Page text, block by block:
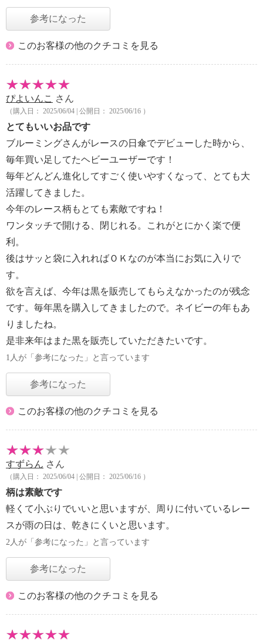
参考になった
このお客様の他のクチコミを見る
ぴよいんこ さん
（購入日： 2025/06/04 | 公開日： 2025/06/16 ）
とてもいいお品です
ブルーミングさんがレースの日傘でデビューした時から、
毎年買い足してたヘビーユーザーです！
毎年どんどん進化してすごく使いやすくなって、とても大
活躍してきました。
今年のレース柄もとても素敵ですね！
ワンタッチで開ける、閉じれる。これがとにかく楽で便
利。
後はサッと袋に入れればＯＫなのが本当にお気に入りで
す。
欲を言えば、今年は黒を販売してもらえなかったのが残念
です。毎年黒を購入してきましたので。ネイビーの年もあ
りましたね。
是非来年はまた黒を販売していただきたいです。
1人が「参考になった」と言っています
参考になった
このお客様の他のクチコミを見る
すずらん さん
（購入日： 2025/06/04 | 公開日： 2025/06/16 ）
柄は素敵です
軽くて小ぶりでいいと思いますが、周りに付いているレー
スが雨の日は、乾きにくいと思います。
2人が「参考になった」と言っています
参考になった
このお客様の他のクチコミを見る